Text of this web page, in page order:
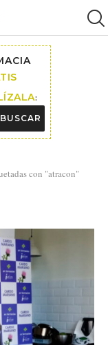
:
BUSCAR
con "atracon"